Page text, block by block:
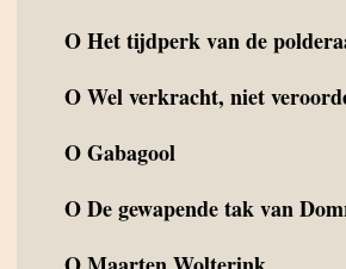
OHet tijdperk van de
OWel verkracht, niet
OGabagool
ODe gewapende tak van